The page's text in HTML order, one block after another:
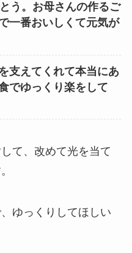
う。お母さんの作るご
一番おいしくて元気が
支えてくれて本当にあ
でゆっくり楽をして
て、改めて光を当て
ゆっくりしてほしい